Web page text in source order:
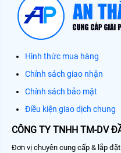
Hình thức mua hàng
Chính sách giao nhận
Chính sách bảo mật
Điều kiện giao dịch chung
CÔNG TY TNHH TM-DV
Đơn vị chuyên cung cấp & lắp